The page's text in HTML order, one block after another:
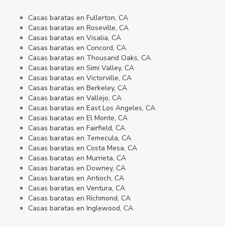
Casas baratas en Fullerton, CA
Casas baratas en Roseville, CA
Casas baratas en Visalia, CA
Casas baratas en Concord, CA
Casas baratas en Thousand Oaks, CA
Casas baratas en Simi Valley, CA
Casas baratas en Victorville, CA
Casas baratas en Berkeley, CA
Casas baratas en Vallejo, CA
Casas baratas en East Los Angeles, CA
Casas baratas en El Monte, CA
Casas baratas en Fairfield, CA
Casas baratas en Temecula, CA
Casas baratas en Costa Mesa, CA
Casas baratas en Murrieta, CA
Casas baratas en Downey, CA
Casas baratas en Antioch, CA
Casas baratas en Ventura, CA
Casas baratas en Richmond, CA
Casas baratas en Inglewood, CA